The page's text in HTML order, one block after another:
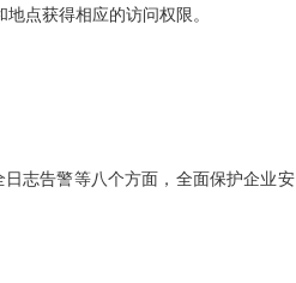
点获得相应的访问权限。
志告警等八个方面，全面保护企业安